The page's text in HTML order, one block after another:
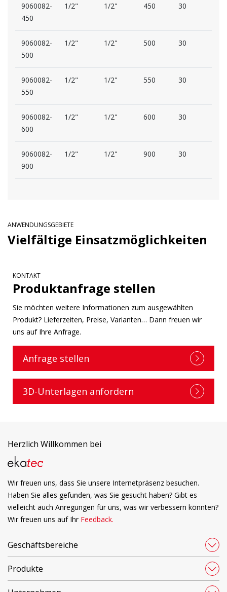
9060082-
450
1/2" 1/2" 450 30
9060082-
500
1/2" 1/2" 500 30
9060082-
550
1/2" 1/2" 550 30
9060082-
600
1/2" 1/2" 600 30
9060082-
900
1/2" 1/2" 900 30
ANWENDUNGSGEBIETE
Vielfältige Einsatzmöglichkeiten
KONTAKT
Produktanfrage stellen
Sie möchten weitere Informationen zum ausgewählten
Produkt? Lieferzeiten, Preise, Varianten… Dann freuen wir
uns auf Ihre Anfrage.
Anfrage stellen
3D-Unterlagen anfordern
Herzlich Willkommen bei
Wir freuen uns, dass Sie unsere Internetpräsenz besuchen.
Haben Sie alles gefunden, was Sie gesucht haben? Gibt es
vielleicht auch Anregungen für uns, was wir verbessern könnten?
Wir freuen uns auf Ihr Feedback.
Geschäftsbereiche
Produkte